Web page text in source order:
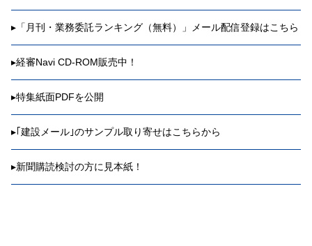
▸ 「月刊・業務委託ランキング（無料）」メール配信登録はこちら
▸経審Navi CD-ROM販売中！
▸特集紙面PDFを公開
▸｢建設メール｣のサンプル取り寄せはこちらから
▸新聞購読検討の方に見本紙！